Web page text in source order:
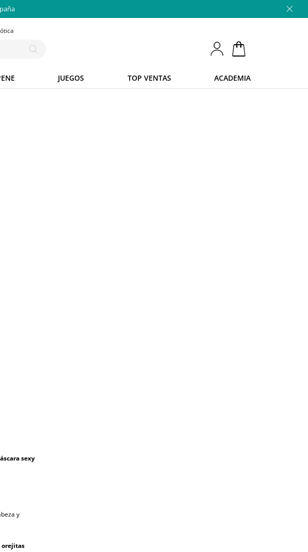
JUEGOS TOP VENTAS ACADEMIA
sexy
y
orejitas